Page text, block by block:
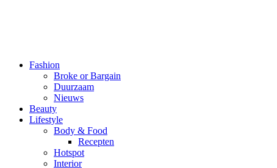
Fashion
Broke or Bargain
Duurzaam
Nieuws
Beauty
Lifestyle
Body & Food
Recepten
Hotspot
Interior